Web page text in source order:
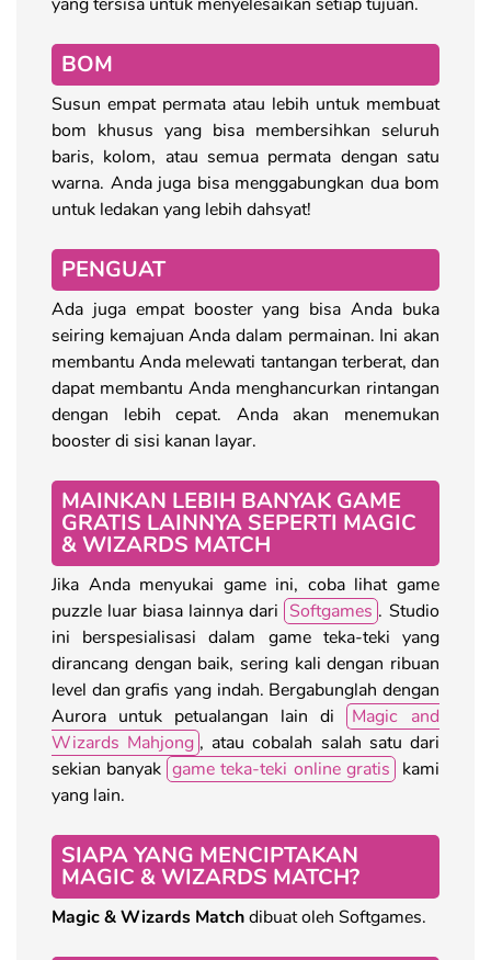
BOM
Susun empat permata atau lebih untuk membuat
bom khusus yang bisa membersihkan seluruh
baris, kolom, atau semua permata dengan satu
warna. Anda juga bisa menggabungkan dua bom
untuk ledakan yang lebih dahsyat!
PENGUAT
Ada juga empat booster yang bisa Anda buka
seiring kemajuan Anda dalam permainan. Ini akan
membantu Anda melewati tantangan terberat, dan
dapat membantu Anda menghancurkan rintangan
dengan lebih cepat. Anda akan menemukan
booster di sisi kanan layar.
MAINKAN LEBIH BANYAK GAME
GRATIS LAINNYA SEPERTI MAGIC
& WIZARDS MATCH
Jika Anda menyukai game ini, coba lihat game
puzzle luar biasa lainnya dari Softgames . Studio
ini berspesialisasi dalam game teka-teki yang
dirancang dengan baik, sering kali dengan ribuan
level dan grafis yang indah. Bergabunglah dengan
Aurora untuk petualangan lain di
Magic and
Wizards Mahjong , atau cobalah salah satu dari
sekian banyak game teka-teki online gratis kami
yang lain.
SIAPA YANG MENCIPTAKAN
MAGIC & WIZARDS MATCH?
Magic & Wizards Matchdibuat oleh Softgames.